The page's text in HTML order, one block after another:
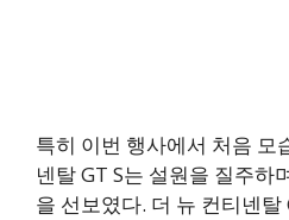
특히 이번 행사에서 처음 모
넨탈 GT S는 설원을 질주하
을 선보였다. 더 뉴 컨티넨